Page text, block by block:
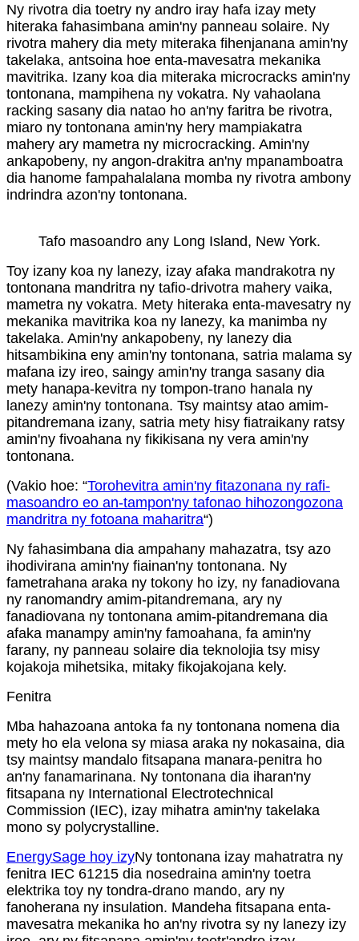
Ny rivotra dia toetry ny andro iray hafa izay mety
hiteraka fahasimbana amin'ny panneau solaire. Ny
rivotra mahery dia mety miteraka fihenjanana amin'ny
takelaka, antsoina hoe enta-mavesatra mekanika
mavitrika. Izany koa dia miteraka microcracks amin'ny
tontonana, mampihena ny vokatra. Ny vahaolana
racking sasany dia natao ho an'ny faritra be rivotra,
miaro ny tontonana amin'ny hery mampiakatra
mahery ary mametra ny microcracking. Amin'ny
ankapobeny, ny angon-drakitra an'ny mpanamboatra
dia hanome fampahalalana momba ny rivotra ambony
indrindra azon'ny tontonana.
Tafo masoandro any Long Island, New York.
Toy izany koa ny lanezy, izay afaka mandrakotra ny
tontonana mandritra ny tafio-drivotra mahery vaika,
mametra ny vokatra. Mety hiteraka enta-mavesatry ny
mekanika mavitrika koa ny lanezy, ka manimba ny
takelaka. Amin'ny ankapobeny, ny lanezy dia
hitsambikina eny amin'ny tontonana, satria malama sy
mafana izy ireo, saingy amin'ny tranga sasany dia
mety hanapa-kevitra ny tompon-trano hanala ny
lanezy amin'ny tontonana. Tsy maintsy atao amim-
pitandremana izany, satria mety hisy fiatraikany ratsy
amin'ny fivoahana ny fikikisana ny vera amin'ny
tontonana.
(Vakio hoe: “Torohevitra amin'ny fitazonana ny rafi-
masoandro eo an-tampon'ny tafonao hihozongozona
mandritra ny fotoana maharitra“)
Ny fahasimbana dia ampahany mahazatra, tsy azo
ihodivirana amin'ny fiainan'ny tontonana. Ny
fametrahana araka ny tokony ho izy, ny fanadiovana
ny ranomandry amim-pitandremana, ary ny
fanadiovana ny tontonana amim-pitandremana dia
afaka manampy amin'ny famoahana, fa amin'ny
farany, ny panneau solaire dia teknolojia tsy misy
kojakoja mihetsika, mitaky fikojakojana kely.
Fenitra
Mba hahazoana antoka fa ny tontonana nomena dia
mety ho ela velona sy miasa araka ny nokasaina, dia
tsy maintsy mandalo fitsapana manara-penitra ho
an'ny fanamarinana. Ny tontonana dia iharan'ny
fitsapana ny International Electrotechnical
Commission (IEC), izay mihatra amin'ny takelaka
mono sy polycrystalline.
EnergySage hoy izyNy tontonana izay mahatratra ny
fenitra IEC 61215 dia nosedraina amin'ny toetra
elektrika toy ny tondra-drano mando, ary ny
fanoherana ny insulation. Mandeha fitsapana enta-
mavesatra mekanika ho an'ny rivotra sy ny lanezy izy